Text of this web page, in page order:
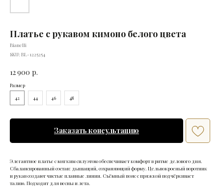
Платье с рукавом кимоно белого цвета
Bianelli
SKU: BL-1225254
12 900 р.
Размер
42
44 46 48
Заказать консультацию
Элегантное платье с мягким силуэтом обеспечивает комфорт в ритме делового дня.
Сбалансированный состав: дышащий, сохраняющий форму. Цельнокроеный воротник
и рукав создают чистые плавные линии. Съёмный пояс с пряжкой подчёркивает
талию. Подходит для весны и лета.